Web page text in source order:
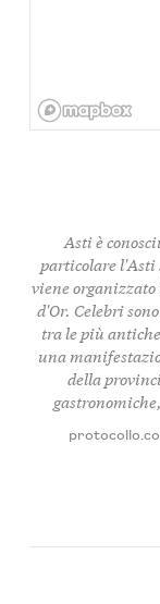
Asti è
particolare l'Asti
viene organizzato
d'Or. Celebri
tra le più
una
della